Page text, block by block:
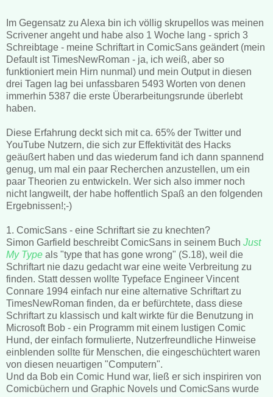
Im Gegensatz zu Alexa bin ich völlig skrupellos was meinen
Scrivener angeht und habe also 1 Woche lang - sprich 3
Schreibtage - meine Schriftart in ComicSans geändert (mein
Default ist TimesNewRoman - ja, ich weiß, aber so
funktioniert mein Hirn nunmal) und mein Output in diesen
drei Tagen lag bei unfassbaren 5493 Worten von denen
immerhin 5387 die erste Überarbeitungsrunde überlebt
haben.
Diese Erfahrung deckt sich mit ca. 65% der Twitter und
YouTube Nutzern, die sich zur Effektivität des Hacks
geäußert haben und das wiederum fand ich dann spannend
genug, um mal ein paar Recherchen anzustellen, um ein
paar Theorien zu entwickeln. Wer sich also immer noch
nicht langweilt, der habe hoffentlich Spaß an den folgenden
Ergebnissen!;-)
1. ComicSans - eine Schriftart sie zu knechten?
Simon Garfield beschreibt ComicSans in seinem Buch Just
My Type als "type that has gone wrong" (S.18), weil die
Schriftart nie dazu gedacht war eine weite Verbreitung zu
finden. Statt dessen wollte Typeface Engineer Vincent
Connare 1994 einfach nur eine alternative Schriftart zu
TimesNewRoman finden, da er befürchtete, dass diese
Schriftart zu klassisch und kalt wirkte für die Benutzung in
Microsoft Bob - ein Programm mit einem lustigen Comic
Hund, der einfach formulierte, Nutzerfreundliche Hinweise
einblenden sollte für Menschen, die eingeschüchtert waren
von diesen neuartigen "Computern".
Und da Bob ein Comic Hund war, ließ er sich inspiriren von
Comicbüchern und Graphic Novels und ComicSans wurde